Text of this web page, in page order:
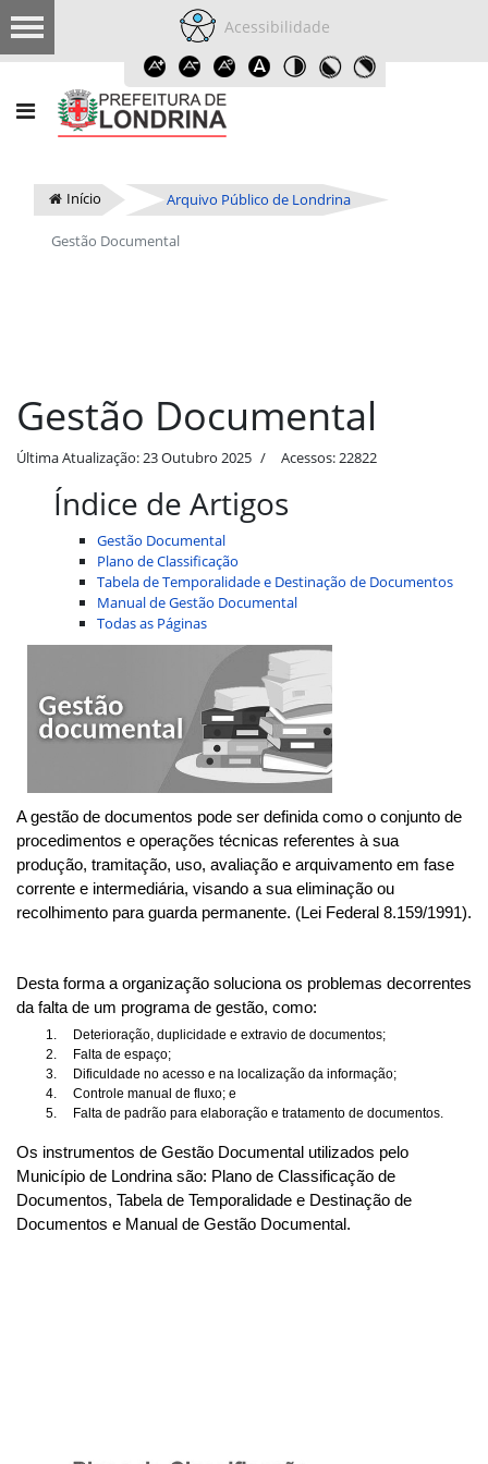
Acessibilidade
Início Arquivo Público de Londrina
Gestão Documental
Gestão Documental
Última Atualização: 23 Outubro 2025 Acessos: 22822
Índice de Artigos
Gestão Documental
Plano de Classificação
Tabela de Temporalidade e Destinação de Documentos
Manual de Gestão Documental
Todas as Páginas
A gestão de documentos pode ser definida como o conjunto de
procedimentos e operações técnicas referentes à sua
produção, tramitação, uso, avaliação e arquivamento em fase
corrente e intermediária, visando a sua eliminação ou
recolhimento para guarda permanente. (Lei Federal 8.159/1991).
Desta forma a organização soluciona os problemas decorrentes
da falta de um programa de gestão, como:
Deterioração, duplicidade e extravio de documentos;
Falta de espaço;
Dificuldade no acesso e na localização da informação;
Controle manual de fluxo; e
Falta de padrão para elaboração e tratamento de documentos.
Os instrumentos de Gestão Documental utilizados pelo
Município de Londrina são: Plano de Classificação de
Documentos, Tabela de Temporalidade e Destinação de
Documentos e Manual de Gestão Documental.